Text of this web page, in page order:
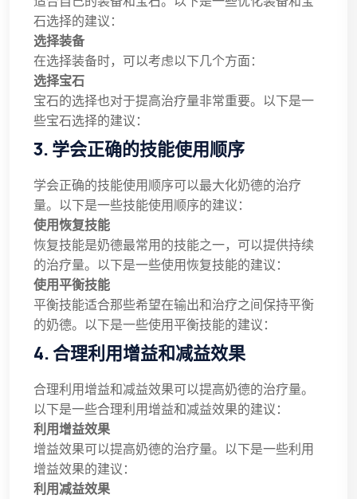
石选择的建议：
选择装备
在选择装备时，可以考虑以下几个方面：
选择宝石
宝石的选择也对于提高治疗量非常重要。以下是一
些宝石选择的建议：
3. 学会正确的技能使用顺序
学会正确的技能使用顺序可以最大化奶德的治疗
量。以下是一些技能使用顺序的建议：
使用恢复技能
恢复技能是奶德最常用的技能之一，可以提供持续
的治疗量。以下是一些使用恢复技能的建议：
使用平衡技能
平衡技能适合那些希望在输出和治疗之间保持平衡
的奶德。以下是一些使用平衡技能的建议：
4. 合理利用增益和减益效果
合理利用增益和减益效果可以提高奶德的治疗量。
以下是一些合理利用增益和减益效果的建议：
利用增益效果
增益效果可以提高奶德的治疗量。以下是一些利用
增益效果的建议：
利用减益效果